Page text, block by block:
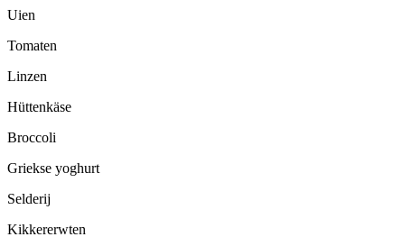
Uien
Tomaten
Linzen
Hüttenkäse
Broccoli
Griekse yoghurt
Selderij
Kikkererwten